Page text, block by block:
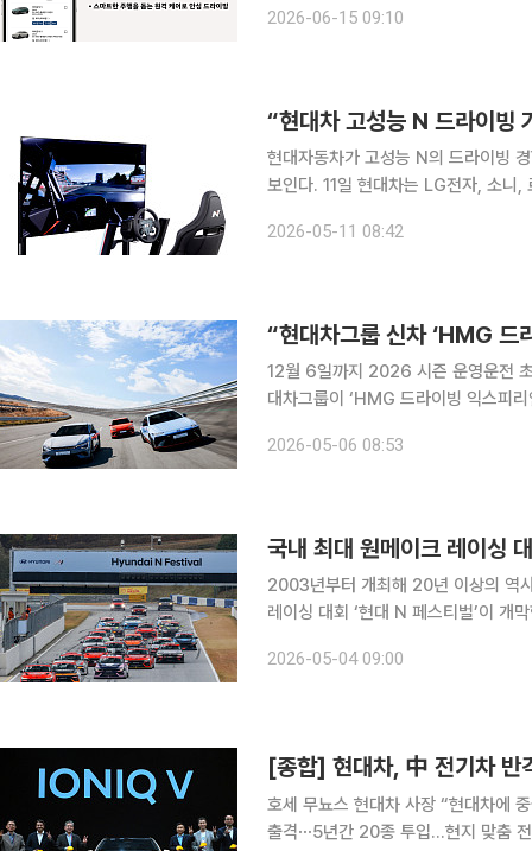
존 현대 제네시스 셀렉션 서비스에 장
2026-06-15 09:10
“현대차 고성능 N 드라이빙
현대자동차가 고성능 N의 드라이빙
보인다. 11일 현대차는 LG전자, 소니, 로지텍, 넥스트 레벨 레이싱 등 글로벌 파트너사와의 협업을
반으로 실차 데이터에 근거한 정교한
2026-05-11 08:42
“현대차그룹 신차 ‘HMG 드
12월 6일까지 2026 시즌 운영운전 초
대차그룹이 ‘HMG 드라이빙 익스피
남도 태안에 있는 HMG 드라이빙 익
2026-05-06 08:53
국내 최대 원메이크 레이싱
2003년부터 개최해 20년 이상의 역사5월
레이싱 대회 ‘현대 N 페스티벌’이 개막한다. 현대자동차가 8~10일 용인 에버랜드
페스티벌은 2003년부터 2010년까지
2026-05-04 09:00
호세 무뇨스 현대차 사장 “현대차에
출격⋯5년간 20종 투입…현지 맞춤 전동화 가속 현대자동차가 중국 시장 공